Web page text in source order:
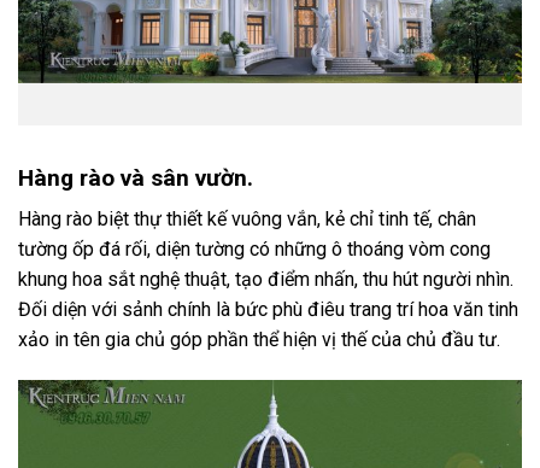
Hàng rào và sân vườn.
Hàng rào biệt thự thiết kế vuông vắn, kẻ chỉ tinh tế, chân
tường ốp đá rối, diện tường có những ô thoáng vòm cong
khung hoa sắt nghệ thuật, tạo điểm nhấn, thu hút người nhìn.
Đối diện với sảnh chính là bức phù điêu trang trí hoa văn tinh
xảo in tên gia chủ góp phần thể hiện vị thế của chủ đầu tư.